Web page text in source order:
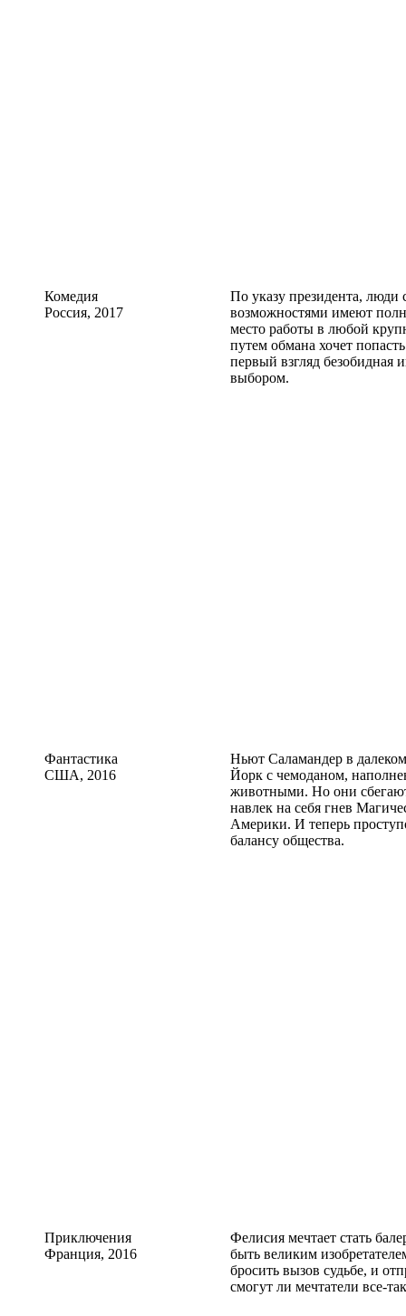
Комедия
Россия, 2017
По указу президента,
возможностями имеют
место работы в любой
путем обмана хочет
первый взгляд безобидная
выбором.
Фантастика
США, 2016
Ньют Саламандер в
Йорк с чемоданом,
животными. Но они
навлек на себя гнев
Америки. И теперь
балансу общества.
Приключения
Франция, 2016
Фелисия мечтает стать
быть великим
бросить вызов судьбе, и
смогут ли мечтатели все-